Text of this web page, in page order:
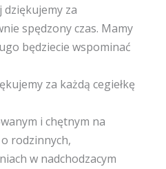
za
spędzony czas. Mamy
będziecie wspominać
za każdą cegiełkę
i chętnym na
rodzinnych,
w nadchodzacym